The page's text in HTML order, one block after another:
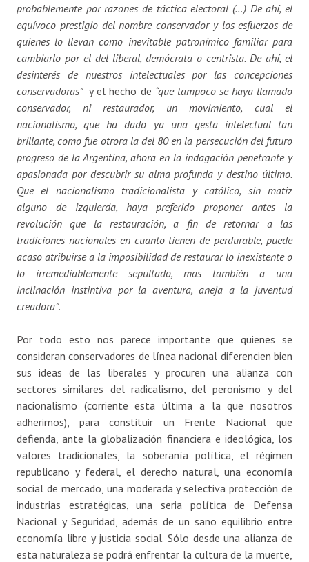
probablemente por razones de táctica electoral (…) De ahí, el
equívoco prestigio del nombre conservador y los esfuerzos de
quienes lo llevan como inevitable patronímico familiar para
cambiarlo por el del liberal, demócrata o centrista. De ahí, el
desinterés de nuestros intelectuales por las concepciones
conservadoras” y el hecho de “que tampoco se haya llamado
conservador, ni restaurador, un movimiento, cual el
nacionalismo, que ha dado ya una gesta intelectual tan
brillante, como fue otrora la del 80 en la persecución del futuro
progreso de la Argentina, ahora en la indagación penetrante y
apasionada por descubrir su alma profunda y destino último.
Que el nacionalismo tradicionalista y católico, sin matiz
alguno de izquierda, haya preferido proponer antes la
revolución que la restauración, a fin de retornar a las
tradiciones nacionales en cuanto tienen de perdurable, puede
acaso atribuirse a la imposibilidad de restaurar lo inexistente o
lo irremediablemente sepultado, mas también a una
inclinación instintiva por la aventura, aneja a la juventud
creadora”.
Por todo esto nos parece importante que quienes se
consideran conservadores de línea nacional diferencien bien
sus ideas de las liberales y procuren una alianza con
sectores similares del radicalismo, del peronismo y del
nacionalismo (corriente esta última a la que nosotros
adherimos), para constituir un Frente Nacional que
defienda, ante la globalización financiera e ideológica, los
valores tradicionales, la soberanía política, el régimen
republicano y federal, el derecho natural, una economía
social de mercado, una moderada y selectiva protección de
industrias estratégicas, una seria política de Defensa
Nacional y Seguridad, además de un sano equilibrio entre
economía libre y justicia social. Sólo desde una alianza de
esta naturaleza se podrá enfrentar la cultura de la muerte,